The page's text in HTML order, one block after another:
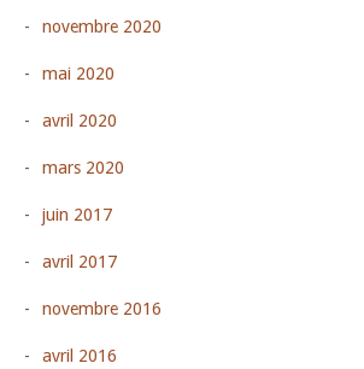
novembre 2020
mai 2020
avril 2020
mars 2020
juin 2017
avril 2017
novembre 2016
avril 2016